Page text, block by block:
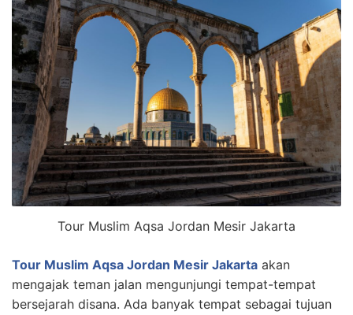
Tour Muslim Aqsa Jordan Mesir Jakarta
Tour Muslim Aqsa Jordan Mesir Jakarta akan
mengajak teman jalan mengunjungi tempat-tempat
bersejarah disana. Ada banyak tempat sebagai tujuan